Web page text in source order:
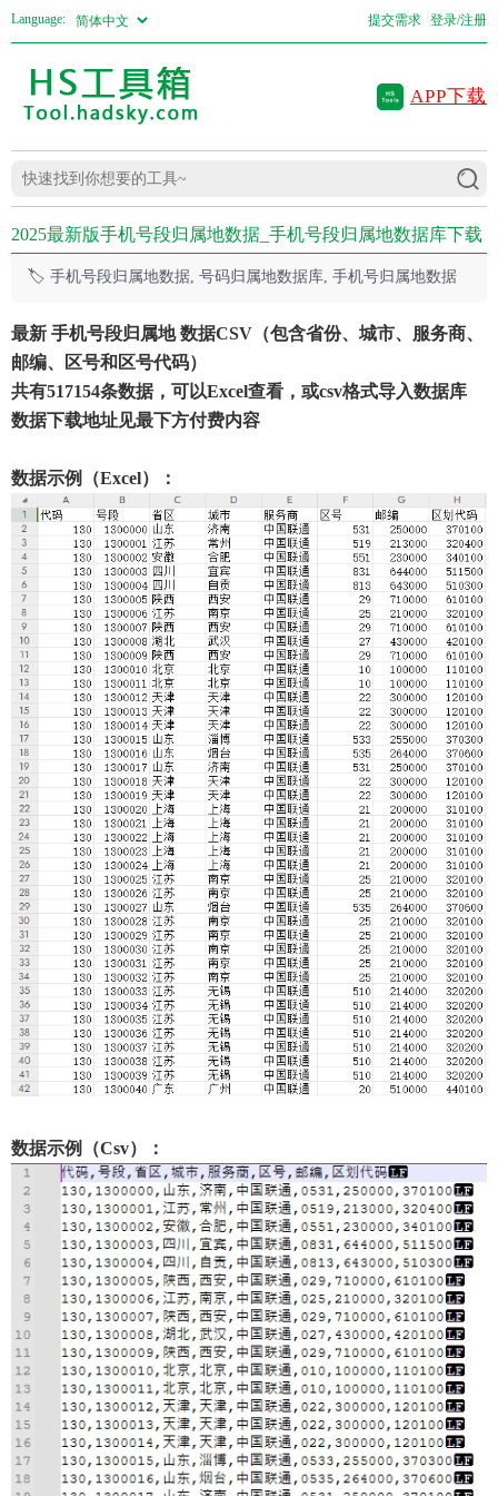
Language: 提交需求 登录/注册
APP下载
2025最新版手机号段归属地数据_手机号段归属地数据库下载
🏷️ 手机号段归属地数据, 号码归属地数据库, 手机号归属地数据
最新 手机号段归属地 数据CSV（包含省份、城市、服务商、
邮编、区号和区号代码）
共有517154条数据，可以Excel查看，或csv格式导入数据库
数据下载地址见最下方付费内容
数据示例（Excel）：
数据示例（Csv）：